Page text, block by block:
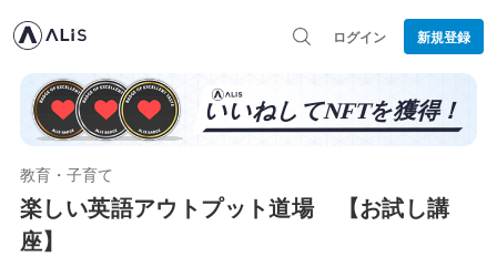
ログイン 新規登録
教育・子育て
楽しい英語アウトプット道場 【お試し講
座】